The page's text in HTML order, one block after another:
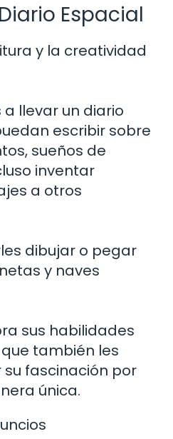
Espacial
y la creatividad
llevar un diario
escribir sobre
sueños de
inventar
a otros
dibujar o pegar
y naves
sus habilidades
también les
fascinación por
única.